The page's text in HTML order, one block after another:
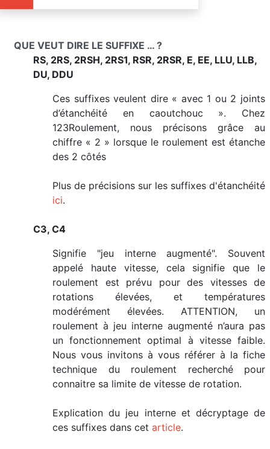
QUE VEUT DIRE LE SUFFIXE … ?
RS, 2RS, 2RSH, 2RS1, RSR, 2RSR, E, EE, LLU, LLB,
DU, DDU
Ces suffixes veulent dire « avec 1 ou 2 joints
d’étanchéité en caoutchouc ». Chez
123Roulement, nous précisons grâce au
chiffre « 2 » lorsque le roulement est étanche
des 2 côtés
Plus de précisions sur les suffixes d'étanchéité
ici.
C3, C4
Signifie "jeu interne augmenté". Souvent
appelé haute vitesse, cela signifie que le
roulement est prévu pour des vitesses de
rotations élevées, et températures
modérément élevées. ATTENTION, un
roulement à jeu interne augmenté n’aura pas
un fonctionnement optimal à vitesse faible.
Nous vous invitons à vous référer à la fiche
technique du roulement recherché pour
connaitre sa limite de vitesse de rotation.
Explication du jeu interne et décryptage de
ces suffixes dans cet article.